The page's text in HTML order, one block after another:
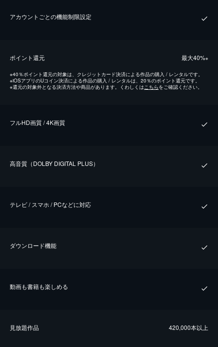
アカウントごとの機能制限設定
ポイント還元 最⼤40%※
※40％ポイント還元の対象は、クレジットカード決済による作品の購入 / レンタルです。
※iOSアプリのUコイン決済による作品の購入 / レンタルは、20％のポイント還元です。
※還元の対象外となる決済方法や商品があります。くわしくはこちらをご確認ください。
フルHD画質 / 4K画質
⾼⾳質（DOLBY DIGITAL PLUS）
テレビ / スマホ / PCなどに対応
ダウンロード機能
動画も書籍も楽しめる
⾒放題作品 420,000本以上